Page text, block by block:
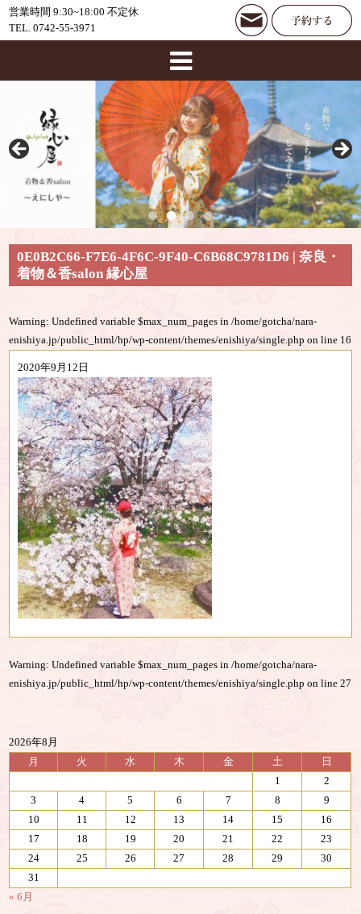
営業時間 9:30~18:00 不定休
TEL. 0742-55-3971
0E0B2C66-F7E6-4F6C-9F40-C6B68C9781D6 | 奈良・
着物＆香salon 縁心屋
Warning: Undefined variable $max_num_pages in/home/gotcha/nara-
enishiya.jp/public_html/hp/wp-content/themes/enishiya/single.php on line 16
2020年9月12日
Warning: Undefined variable $max_num_pages in/home/gotcha/nara-
enishiya.jp/public_html/hp/wp-content/themes/enishiya/single.php on line27
2026年8月
月
火 水 木 金 土
日
1
2
3
4 5 6 7 8
9
10
11 12 13 14 15
16
17
18 19 20 21 22
23
24
25 26 27 28 29
30
31
« 6月